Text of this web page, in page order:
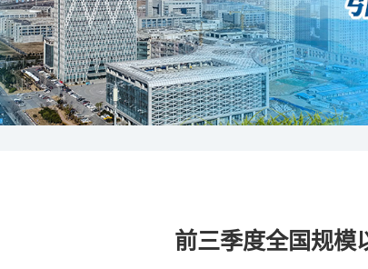
前三季度全国规模